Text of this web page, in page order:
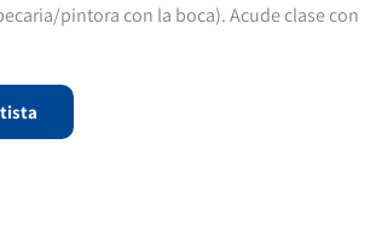
pintora con la boca). Acude clase con